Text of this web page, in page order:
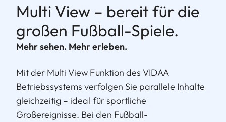
Multi View – bereit für die
großen Fußball-Spiele.
Mehr sehen. Mehr erleben.
Mit der Multi View Funktion des VIDAA
Betriebssystems verfolgen Sie parallele Inhalte
gleichzeitig – ideal für sportliche
Großereignisse. Bei den Fußball-